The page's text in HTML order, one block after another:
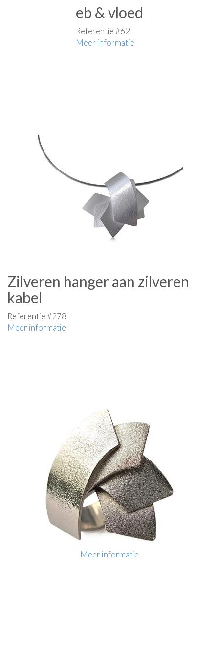
eb & vloed
Referentie #62
Meer informatie
Zilveren hanger aan zilveren
kabel
Referentie #278
Meer informatie
Meer informatie